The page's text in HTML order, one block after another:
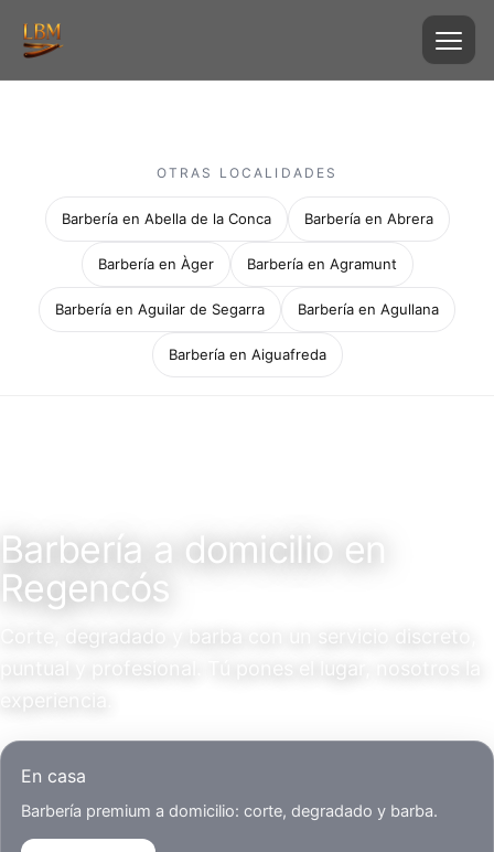
OTRAS LOCALIDADES
Barbería en Abella de la Conca Barbería en Abrera
Barbería en Àger Barbería en Agramunt
Barbería en Aguilar de Segarra Barbería en Agullana
Barbería en Aiguafreda
Barbería a domicilio en
Regencós
Corte, degradado y barba con un servicio discreto,
puntual y profesional. Tú pones el lugar, nosotros la
En casa
Barbería premium a domicilio: corte, degradado y barba.